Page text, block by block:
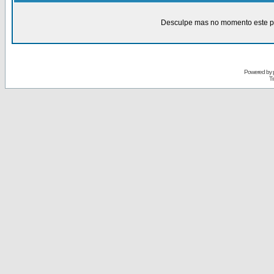
Desculpe mas no momento este
Powered by